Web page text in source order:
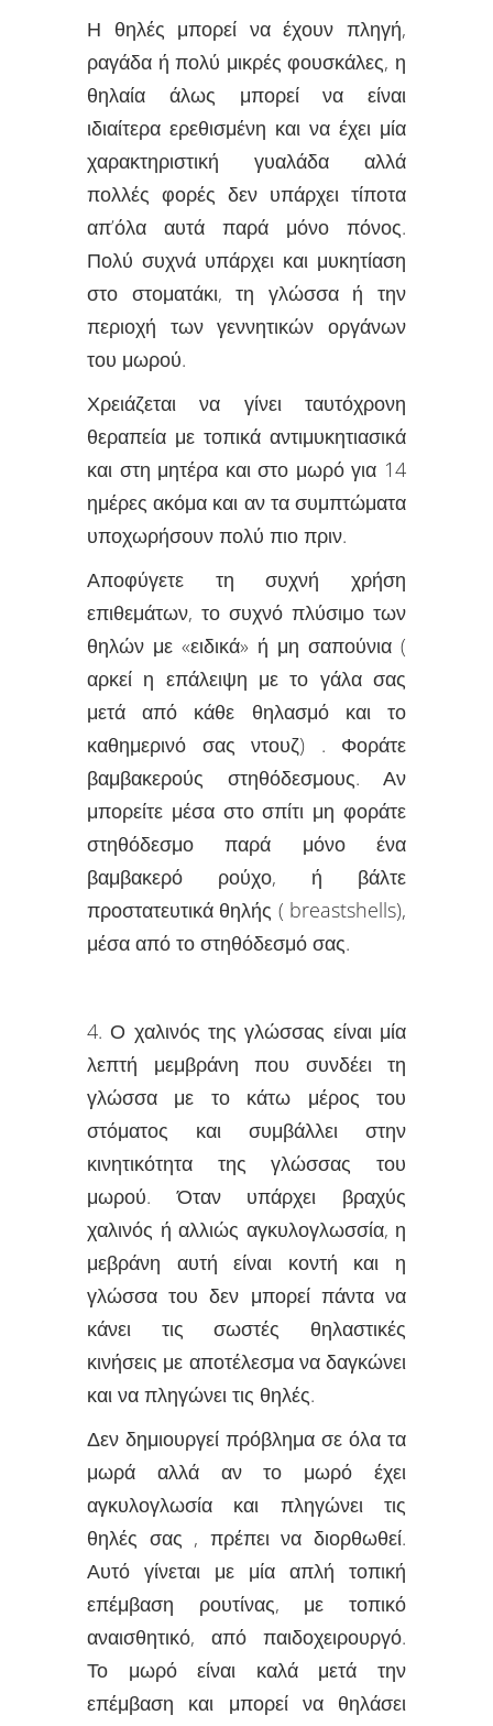
Η θηλές μπορεί να έχουν πληγή,
ραγάδα ή πολύ μικρές φουσκάλες, η
θηλαία άλως μπορεί να είναι
ιδιαίτερα ερεθισμένη και να έχει μία
χαρακτηριστική γυαλάδα αλλά
πολλές φορές δεν υπάρχει τίποτα
απ’όλα αυτά παρά μόνο πόνος.
Πολύ συχνά υπάρχει και μυκητίαση
στο στοματάκι, τη γλώσσα ή την
περιοχή των γεννητικών οργάνων
του μωρού.
Χρειάζεται να γίνει ταυτόχρονη
θεραπεία με τοπικά αντιμυκητιασικά
και στη μητέρα και στο μωρό για 14
ημέρες ακόμα και αν τα συμπτώματα
υποχωρήσουν πολύ πιο πριν.
Αποφύγετε τη συχνή χρήση
επιθεμάτων, το συχνό πλύσιμο των
θηλών με «ειδικά» ή μη σαπούνια (
αρκεί η επάλειψη με το γάλα σας
μετά από κάθε θηλασμό και το
καθημερινό σας ντουζ) . Φοράτε
βαμβακερούς στηθόδεσμους. Αν
μπορείτε μέσα στο σπίτι μη φοράτε
στηθόδεσμο παρά μόνο ένα
βαμβακερό ρούχο, ή βάλτε
προστατευτικά θηλής ( breastshells),
μέσα από το στηθόδεσμό σας.
4. Ο χαλινός της γλώσσας είναι μία
λεπτή μεμβράνη που συνδέει τη
γλώσσα με το κάτω μέρος του
στόματος και συμβάλλει στην
κινητικότητα της γλώσσας του
μωρού. Όταν υπάρχει βραχύς
χαλινός ή αλλιώς αγκυλογλωσσία, η
μεβράνη αυτή είναι κοντή και η
γλώσσα του δεν μπορεί πάντα να
κάνει τις σωστές θηλαστικές
κινήσεις με αποτέλεσμα να δαγκώνει
και να πληγώνει τις θηλές.
Δεν δημιουργεί πρόβλημα σε όλα τα
μωρά αλλά αν το μωρό έχει
αγκυλογλωσία και πληγώνει τις
θηλές σας , πρέπει να διορθωθεί.
Αυτό γίνεται με μία απλή τοπική
επέμβαση ρουτίνας, με τοπικό
αναισθητικό, από παιδοχειρουργό.
Το μωρό είναι καλά μετά την
επέμβαση και μπορεί να θηλάσει